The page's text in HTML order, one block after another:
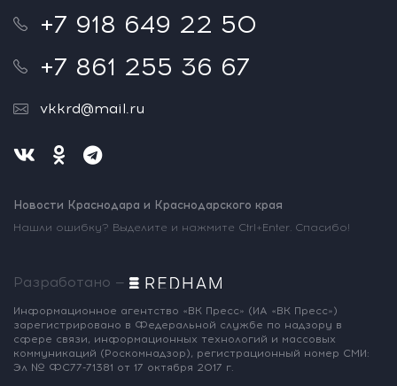
+7 918 649 22 50
+7 861 255 36 67
vkkrd@mail.ru
Новости Краснодара и Краснодарского края
Нашли ошибку? Выделите и нажмите Ctrl+Enter. Спасибо!
Разработано —
Информационное агентство «ВК Пресс» (ИА «ВК Пресс»)
зарегистрировано в Федеральной службе по надзору в
сфере связи, информационных технологий и массовых
коммуникаций (Роскомнадзор), регистрационный номер СМИ:
Эл № ФС77-71381 от 17 октября 2017 г.